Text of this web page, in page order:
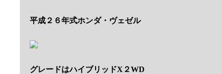
平成２６年式ホンダ・ヴェゼル
グレードはハイブリッドX２WD